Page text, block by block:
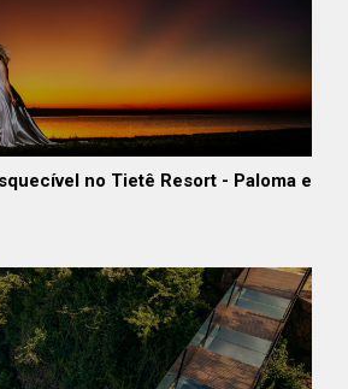
no Tietê Resort - Paloma e